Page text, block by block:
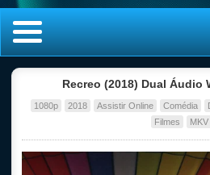
Home
Top
Top
Recreo (2018) Dual Áudio
1080p 2018 Assistir Online Comédia
Filmes
MKV